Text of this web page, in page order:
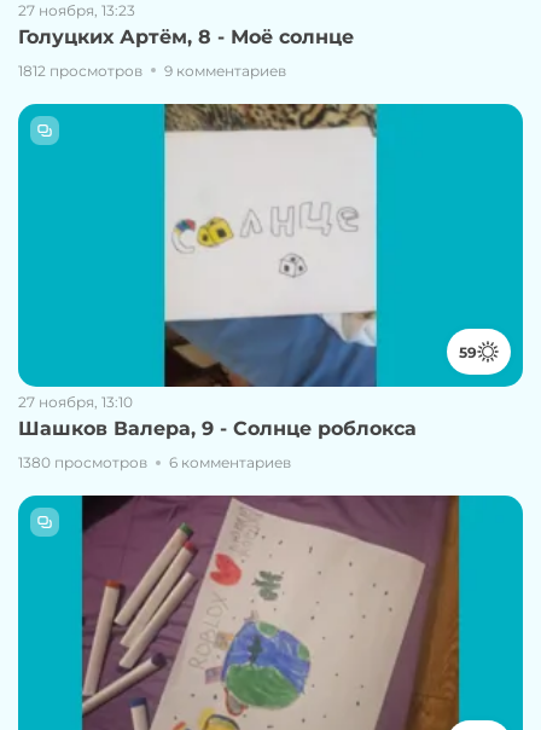
27 ноября, 13:23
Голуцких Артём, 8 - Моë солнце
1812 просмотров 9 комментариев
59
27 ноября, 13:10
Шашков Валера, 9 - Солнце роблокса
1380 просмотров 6 комментариев